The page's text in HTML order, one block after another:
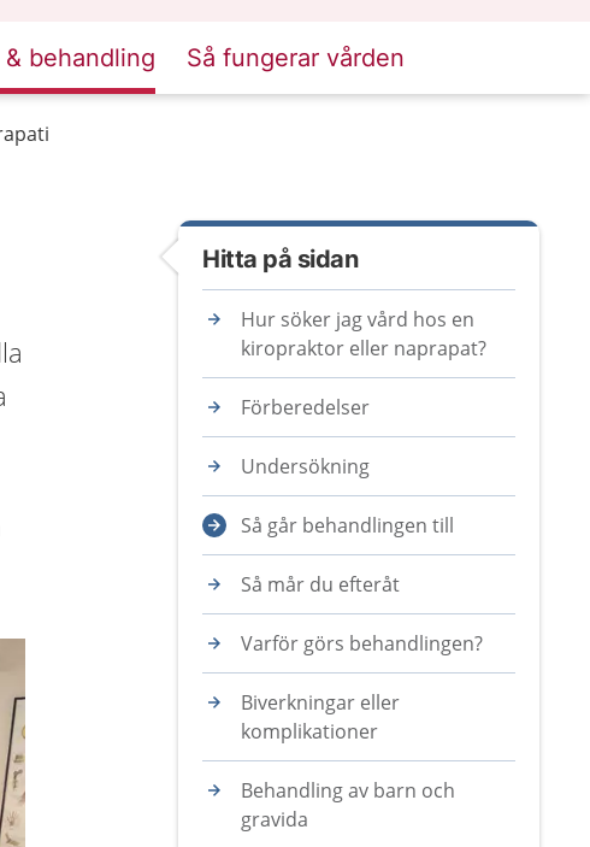
behandling Så fungerar vården
Hitta på sidan
Hur söker jag vård hos en
kiropraktor eller naprapat?
Förberedelser
Undersökning
Så går behandlingen till
Så mår du efteråt
Varför görs behandlingen?
Biverkningar eller
komplikationer
Behandling av barn och
gravida